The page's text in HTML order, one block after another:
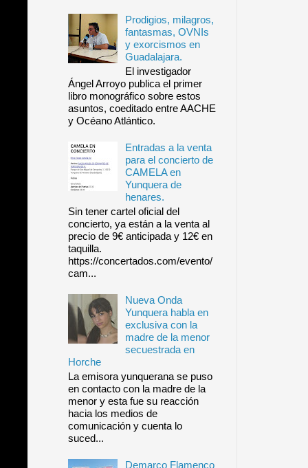
Prodigios, milagros,
fantasmas, OVNIs
y exorcismos en
Guadalajara.
El investigador
Ángel Arroyo publica el primer
libro monográfico sobre estos
asuntos, coeditado entre AACHE
y Océano Atlántico.
Entradas a la venta
para el concierto de
CAMELA en
Yunquera de
henares.
Sin tener cartel oficial del
concierto, ya están a la venta al
precio de 9€ anticipada y 12€ en
taquilla.
https://concertados.com/evento/
cam...
Nueva Onda
Yunquera habla en
exclusiva con la
madre de la menor
secuestrada en
Horche
La emisora yunquerana se puso
en contacto con la madre de la
menor y esta fue su reacción
hacia los medios de
comunicación y cuenta lo
suced...
Demarco Flamenco